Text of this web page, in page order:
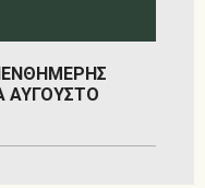
ΑΥΓΟΥΣΤΟ